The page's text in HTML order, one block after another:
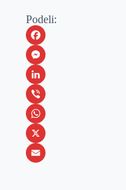
Podeli:
F
a
c
e
b
o
M
e
s
s
e
L
i
n
k
V
i
b
W
h
X